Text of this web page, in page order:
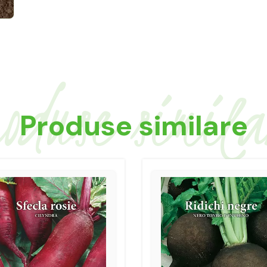
Produse similare